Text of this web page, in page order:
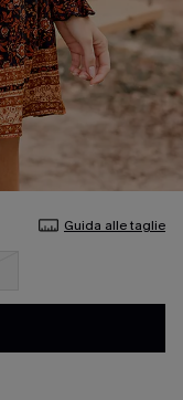
Guida alle taglie